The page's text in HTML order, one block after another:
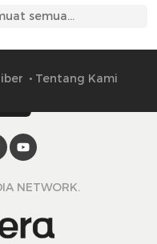
semua...
Tentang Kami
NETWORK.